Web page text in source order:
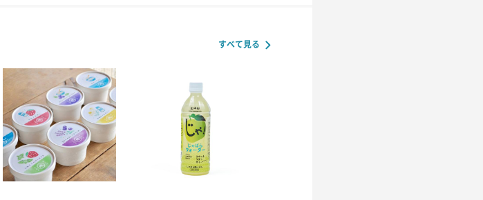
すべて見る